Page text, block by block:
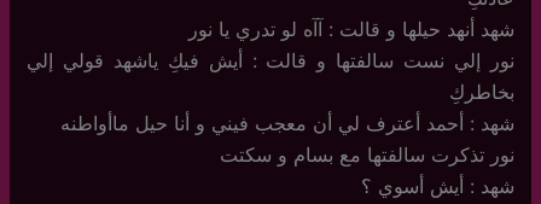
شهد أنهد حيلها و قالت : آآه لو تدري يا نور
نور إلي نست سالفتها و قالت : أيش فيكِ ياشهد قولي إلي
بخاطركِ
شهد : أحمد أعترف لي أن معجب فيني و أنا حيل ماأواطنه
نور تذكرت سالفتها مع بسام و سكتت
شهد : أيش أسوي ؟